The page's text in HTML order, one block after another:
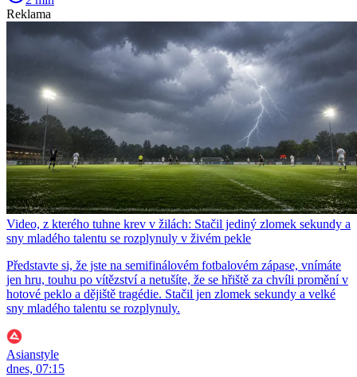
Reklama
Video, z kterého tuhne krev v žilách: Stačil jediný zlomek sekundy a
sny mladého talentu se rozplynuly v živém pekle
Představte si, že jste na semifinálovém fotbalovém zápase, vnímáte
jen hru, touhu po vítězství a netušíte, že se hřiště za chvíli promění v
hotové peklo a dějiště tragédie. Stačil jen zlomek sekundy a velké
sny mladého talentu se rozplynuly.
Asianstyle
dnes, 07:15